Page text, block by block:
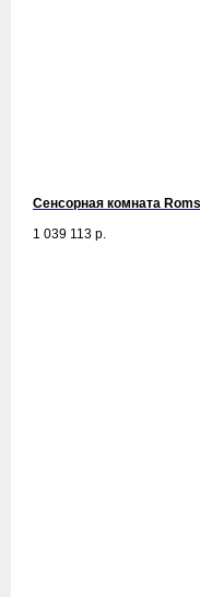
Сенсорная комната
1 039 113 р.